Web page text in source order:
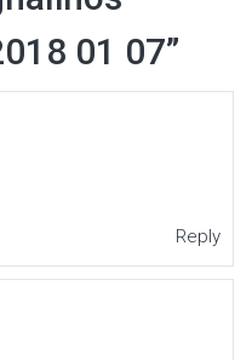
01 07”
Reply